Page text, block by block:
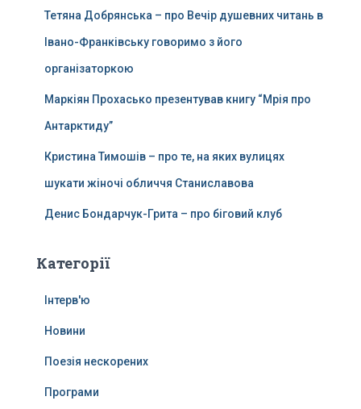
Тетяна Добрянська – про Вечір душевних читань в
Івано-Франківську говоримо з його
організаторкою
Маркіян Прохасько презентував книгу “Мрія про
Антарктиду”
Кристина Тимошів – про те, на яких вулицях
шукати жіночі обличчя Станиславова
Денис Бондарчук-Грита – про біговий клуб
Категорії
Інтерв'ю
Новини
Поезія нескорених
Програми